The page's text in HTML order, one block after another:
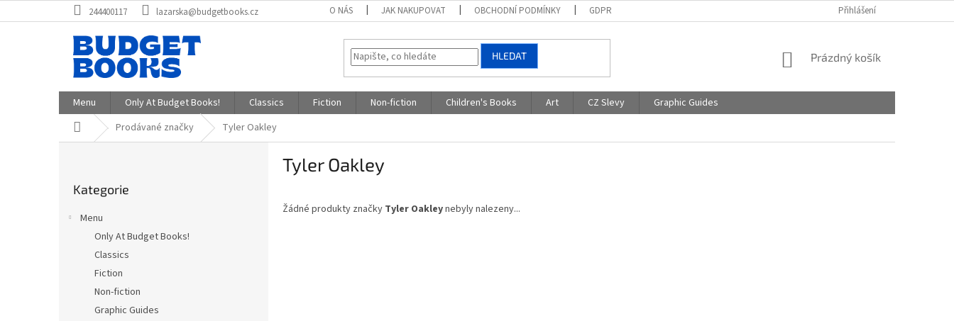
na
244400117 lazarska@budgetbooks.cz O NÁS JAK NAKUPOVAT OBCHODNÍ PODMÍNKY GDPR Přihlášení
HLEDAT
NÁKUPNÍ
Prázdný košík
Menu Only At Budget Books! Classics Fiction Non-fiction Children's Books Art CZ Slevy
Graphic Guides
Domů Prodávané značky Tyler Oakley
kategorie
Kategorie
Menu
Only At Budget Books!
Classics
Fiction
Non-fiction
Graphic Guides
Tyler Oakley
Žádné produkty značky Tyler Oakleynebyly nalezeny...